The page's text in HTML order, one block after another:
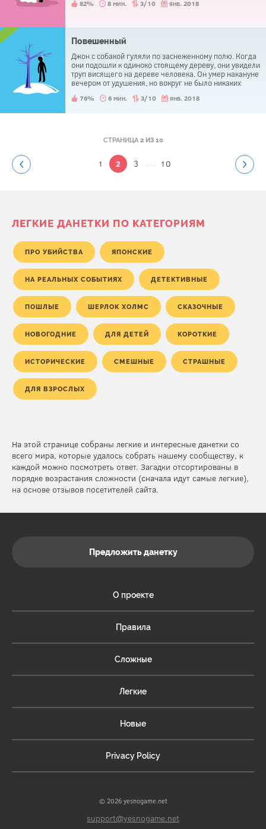
82% 8 мин. 3/10 янв. 2018
Повешенный
Джон с собакой гуляли по заснеженному полю. Когда
они подошли к одиноко стоящему дереву, они увидели
труп висящего на дереве человека. Он умер накануне
вечером от удушения, но вокруг не было никаких
76% 6 мин. 3/10 янв. 2018
СТРАНИЦА 2 ИЗ 10
1 2 3 ... 10
ЛЕГКИЕ ДАНЕТКИ ПО КАТЕГОРИЯМ
ПРО УБИЙСТВА ЯПОНСКИЕ
НА РЕАЛЬНЫХ СОБЫТИЯХ ДЕТЕКТИВНЫЕ
ПОШЛЫЕ ШЕРЛОК ХОЛМС СКАЗОЧНЫЕ
НОВОГОДНИЕ ДЛЯ ДЕТЕЙ КОРОТКИЕ
ИСТОРИЧЕСКИЕ СМЕШНЫЕ СТРАШНЫЕ
ДЛЯ ВЗРОСЛЫХ
На этой странице собраны легкие и интересные данетки со
всего мира, которые удалось собрать нашему сообществу, к
каждой можно посмотреть ответ. Загадки отсортированы в
порядке возрастания сложности (сначала идут самые легкие),
на основе отзывов посетителей сайта.
Предложить данетку
О проекте
Правила
Сложные
Легкие
Новые
Privacy Policy
© 2026 yesnogame.net
support@yesnogame.net